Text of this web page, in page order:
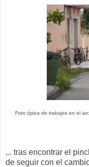
Foto típica de trabajos en el
... tras encontrar el
de seguir con el